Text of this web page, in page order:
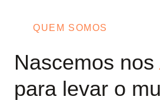
QUEM SOMOS
Nascemos nos
para levar o